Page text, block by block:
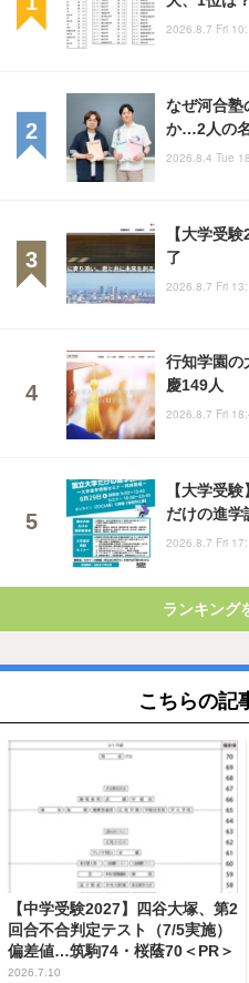
2026.8.7 Fri
なぜ河合
か…2人の
2026.8.4 Tue
【大学受
了
2026.8.7 Fri
行知学園
慶149人
2026.8.7 Fri
【大学受
だけの進学
2026.8.7 Fri
ランキング
こちらの記
【中学受験2027】四谷大塚、第2
回合不合判定テスト（7/5実施）
偏差値…筑駒74・桜蔭70＜PR＞
2026.7.10